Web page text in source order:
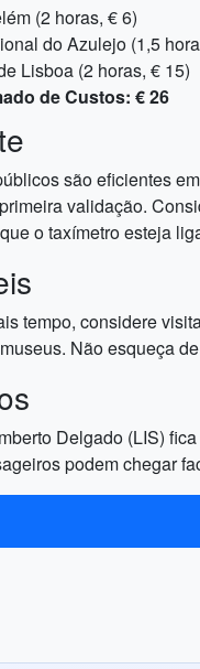
(2 horas, € 6)
do Azulejo (1,5
Lisboa (2 horas, € 15)
de Custos: € 26
são eficientes
validação.
o taxímetro esteja
tempo, considere
Não esqueça
Delgado (LIS)
podem chegar